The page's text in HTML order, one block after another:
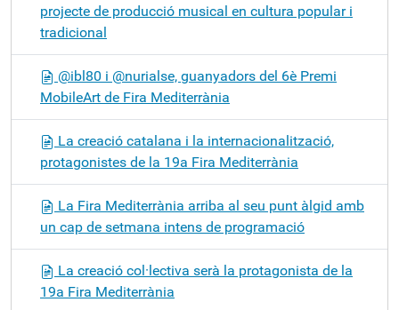
projecte de producció musical en cultura popular i
tradicional
@ibl80 i @nurialse, guanyadors del 6è Premi
MobileArt de Fira Mediterrània
La creació catalana i la internacionalització,
protagonistes de la 19a Fira Mediterrània
La Fira Mediterrània arriba al seu punt àlgid amb
un cap de setmana intens de programació
La creació col·lectiva serà la protagonista de la
19a Fira Mediterrània